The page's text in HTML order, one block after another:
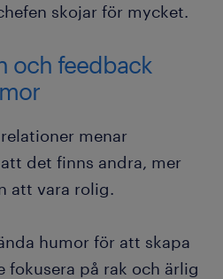
skojar för mycket.
och feedback
menar
det finns andra, mer
att vara rolig.
humor för att skapa
fokusera på rak och ärlig